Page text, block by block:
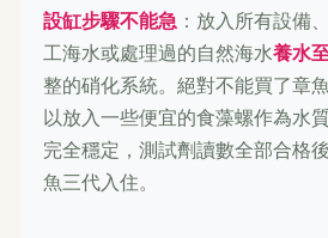
設缸步驟不能急 ：放入所有設備
工海水或處理過的自然海水養水
整的硝化系統。絕對不能買了章
以放入一些便宜的食藻螺作為水
完全穩定，測試劑讀數全部合格
魚三代入住。